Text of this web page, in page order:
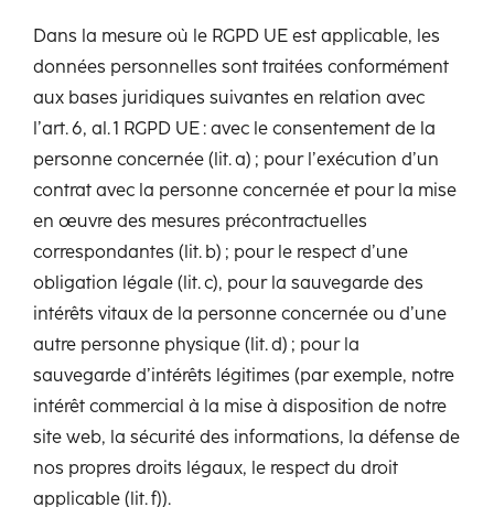
Dans la mesure où le RGPD UE est applicable, les
données personnelles sont traitées conformément
aux bases juridiques suivantes en relation avec
l’art. 6, al. 1 RGPD UE : avec le consentement de la
personne concernée (lit. a) ; pour l’exécution d’un
contrat avec la personne concernée et pour la mise
en œuvre des mesures précontractuelles
correspondantes (lit. b) ; pour le respect d’une
obligation légale (lit. c), pour la sauvegarde des
intérêts vitaux de la personne concernée ou d’une
autre personne physique (lit. d) ; pour la
sauvegarde d’intérêts légitimes (par exemple, notre
intérêt commercial à la mise à disposition de notre
site web, la sécurité des informations, la défense de
nos propres droits légaux, le respect du droit
applicable (lit. f)).